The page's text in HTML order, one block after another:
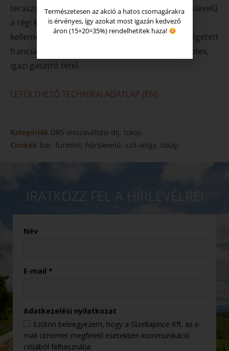
teraszokból és a lankás részekről, valamint Hárslevelű
a régi kordonos szőlőkből. Hűvösebb tónusú és
kellemesen sós aromatika 20%-ban közepesen égetett
francia fával fűszerezve. Izgalmas, gazdag, komplex,
igazi gasztró tétel.
LETÖLTHETŐ TECHNIKAI ADATLAP (EN)
Kategóriák DRS visszaváltási díj, tokaji
Címkék bor, furmint, hárslevelű, szil-völgy, tokaji
IRATKOZZ FEL A HÍRLEVÉLRE!
Természetesen az akció a hatos csomagárakra
is érvényes, így azokat most igazán kedvező
áron (15+20=35%) rendelhetitek haza!